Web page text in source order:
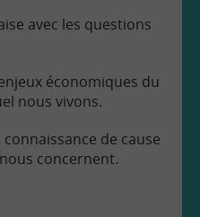
avec les questions
économiques du
nous vivons.
de cause
concernent.